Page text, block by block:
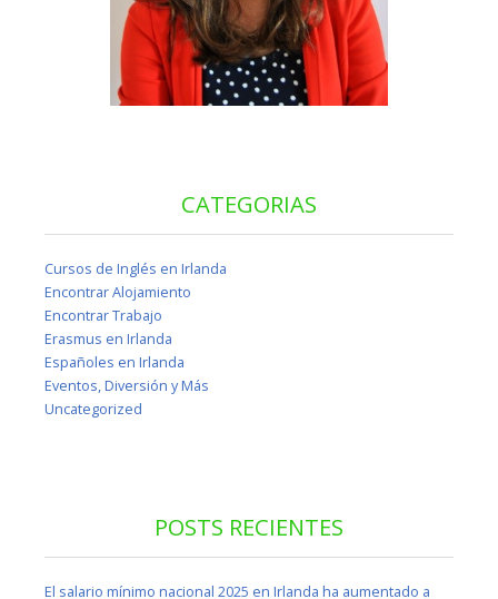
CATEGORIAS
Cursos de Inglés en Irlanda
Encontrar Alojamiento
Encontrar Trabajo
Erasmus en Irlanda
Españoles en Irlanda
Eventos, Diversión y Más
Uncategorized
POSTS RECIENTES
El salario mínimo nacional 2025 en Irlanda ha aumentado a